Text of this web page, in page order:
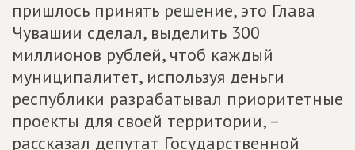
пришлось принять решение, это Глава
Чувашии сделал, выделить 300
миллионов рублей, чтоб каждый
муниципалитет, используя деньги
республики разрабатывал приоритетные
проекты для своей территории, –
рассказал депутат Государственной